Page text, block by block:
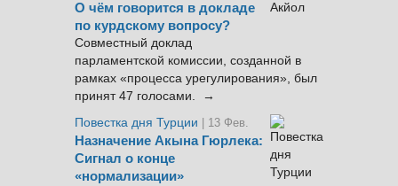
О чём говорится в докладе
по курдскому вопросу?
Совместный доклад
парламентской комиссии, созданной в
рамках «процесса урегулирования», был
принят 47 голосами. →
Повестка дня Турции
| 13 Фев.
Назначение Акына Гюрлека:
Сигнал о конце
«нормализации»